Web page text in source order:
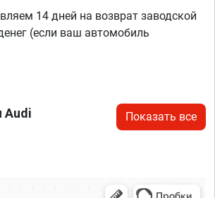
14 дней на возврат заводской
(если ваш автомобиль
Audi Показать все